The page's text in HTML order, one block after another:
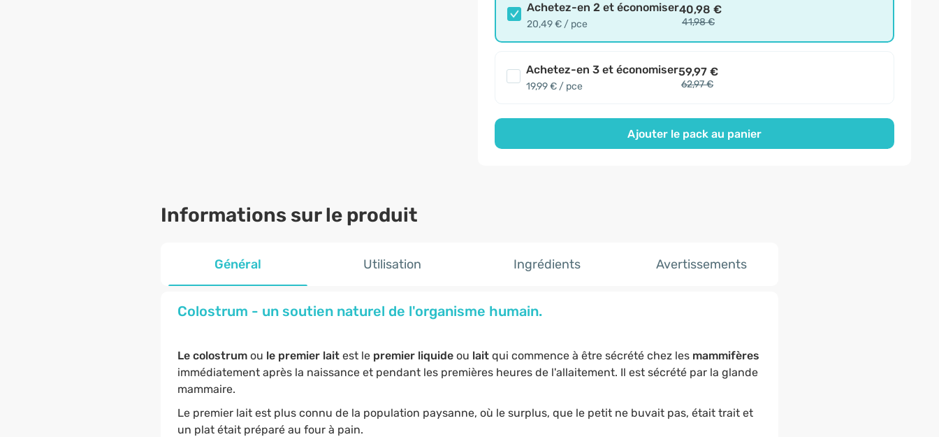
Achetez-en 2 et économiser
20,49 € / pce
40,98 €
41,98 €
Achetez-en 3 et économiser
19,99 € / pce
59,97 €
62,97 €
Ajouter le pack au panier
Informations sur le produit
Général Utilisation Ingrédients Avertissements
Colostrum - un soutien naturel de l'organisme humain.
Le colostrumou le premier lait est le premier liquideou lait qui commence à être sécrété chez les mammifères
immédiatement après la naissance et pendant les premières heures de l'allaitement. Il est sécrété par la glande
mammaire.
Le premier lait est plus connu de la population paysanne, où le surplus, que le petit ne buvait pas, était trait et
un plat était préparé au four à pain.